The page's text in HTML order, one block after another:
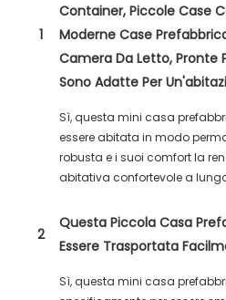
1
Container, Piccole Case
Moderne Case
Camera Da Letto, Pronte
Sono Adatte Per
Sì, questa mini casa
essere abitata in modo
robusta e i suoi comfort la
abitativa confortevole a
2
Questa Piccola Casa
Essere Trasportata
Sì, questa mini casa